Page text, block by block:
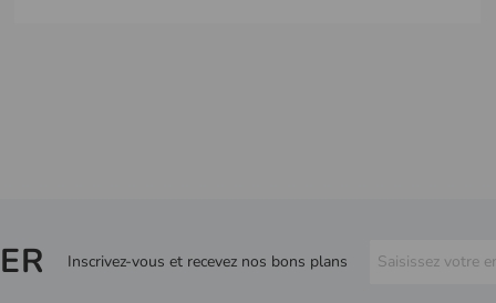
Inscrivez-vous et recevez nos bons plans